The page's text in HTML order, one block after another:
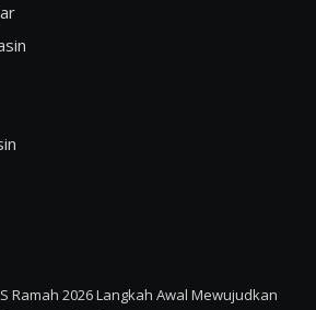
Ramah 2026 Langkah Awal Mewujudkan